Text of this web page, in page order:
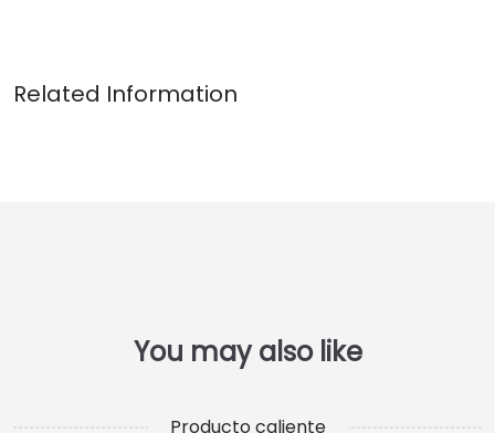
Producto caliente